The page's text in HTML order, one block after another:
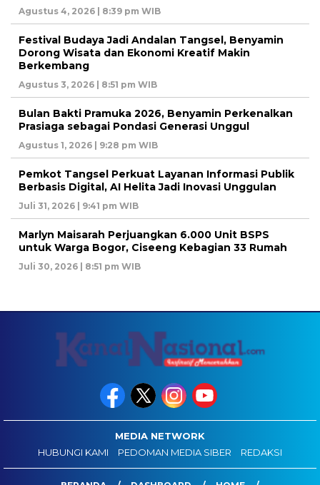
Agustus 4, 2026 | 8:39 pm WIB
Festival Budaya Jadi Andalan Tangsel, Benyamin
Dorong Wisata dan Ekonomi Kreatif Makin
Berkembang
Agustus 3, 2026 | 8:51 pm WIB
Bulan Bakti Pramuka 2026, Benyamin Perkenalkan
Prasiaga sebagai Pondasi Generasi Unggul
Agustus 1, 2026 | 9:28 pm WIB
Pemkot Tangsel Perkuat Layanan Informasi Publik
Berbasis Digital, AI Helita Jadi Inovasi Unggulan
Juli 31, 2026 | 9:41 pm WIB
Marlyn Maisarah Perjuangkan 6.000 Unit BSPS
untuk Warga Bogor, Ciseeng Kebagian 33 Rumah
Juli 30, 2026 | 8:51 pm WIB
MEDIA NETWORK
HUBUNGI KAMI
PEDOMAN MEDIA SIBER REDAKSI